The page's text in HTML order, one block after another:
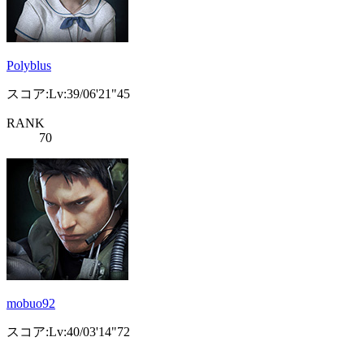
Polyblus
スコア:Lv:39/06'21"45
RANK
70
mobuo92
スコア:Lv:40/03'14"72